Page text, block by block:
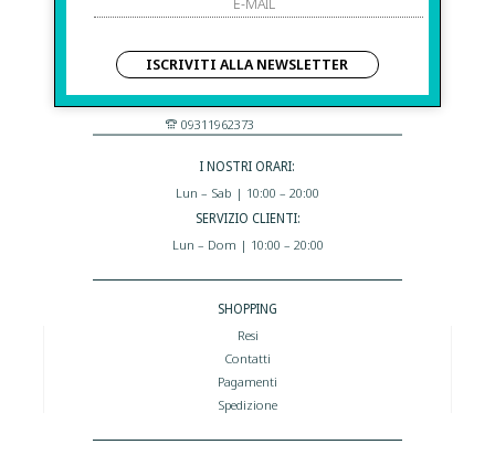
Before S.r.l.s.
Via Della Maestranza , 23
96100 Siracusa - Italia
Eshop@apiedinudinelparcoboutique.com
09311962373
I NOSTRI ORARI:
Lun – Sab | 10:00 – 20:00
SERVIZIO CLIENTI:
Lun – Dom | 10:00 – 20:00
SHOPPING
Resi
Contatti
Pagamenti
Spedizione
ISCRIVITI ALLA NEWSLETTER